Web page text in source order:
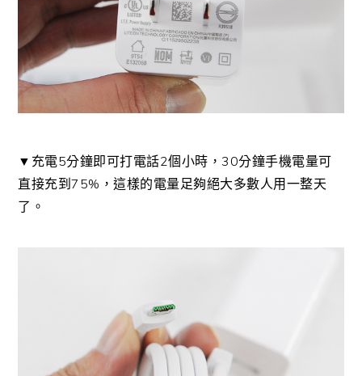
▼充電5分鐘即可打電話2個小時，30分鐘手機電量可
直接充到75%，這樣的電量足夠絕大多數人用一整天
了。